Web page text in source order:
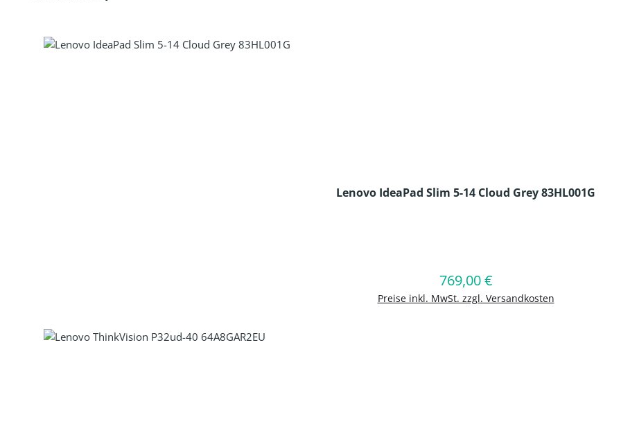
Lenovo IdeaPad Slim 5-14 Cloud Grey 83HL001G
Regulärer Preis:
769,00 €
Preise inkl. MwSt. zzgl. Versandkosten
In den Warenkorb